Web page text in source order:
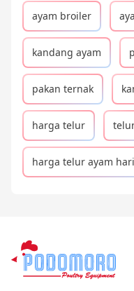
ayam broiler
kandang ayam
pakan ternak
harga telur
harga telur ayam